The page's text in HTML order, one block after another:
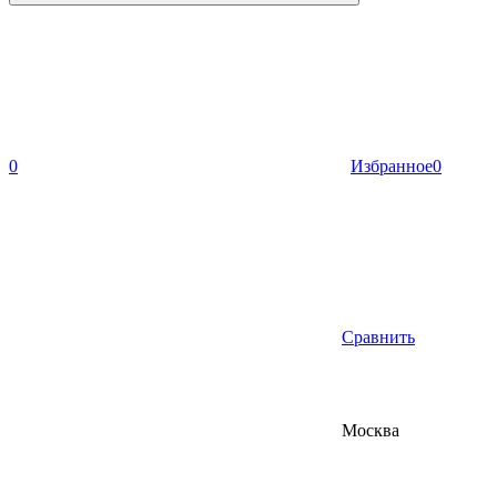
0 Избранное0
Сравнить
Москва